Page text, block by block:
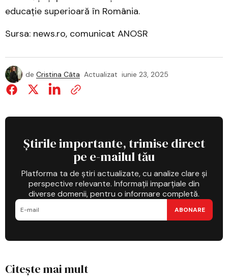
educație superioară în România.
Sursa: news.ro, comunicat ANOSR
de Cristina Câta Actualizat iunie 23, 2025
Știrile importante, trimise direct
pe e-mailul tău
Platforma ta de știri actualizate, cu analize clare și
perspective relevante. Informații imparțiale din
diverse domenii, pentru o informare completă.
ABONARE
Citește mai mult